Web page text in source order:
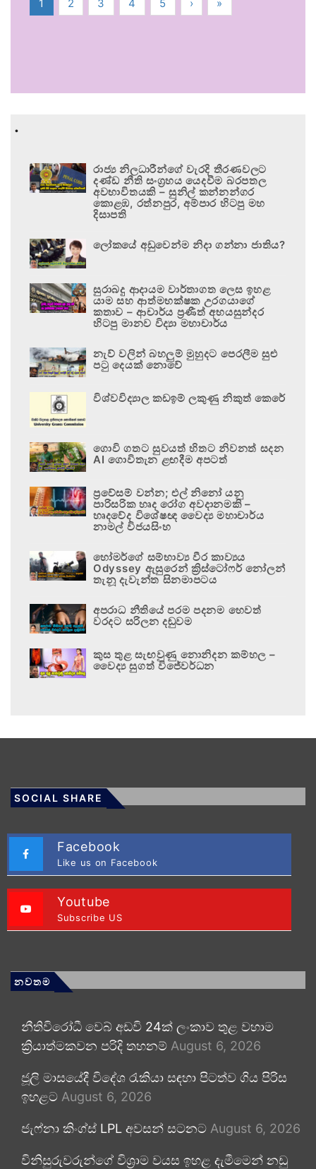
1 2 3 4 5 › »
.
රාජ්‍ය නිලධාරීන්ගේ වැරදි තීරණවලට
දණ්ඩ නීති සංග්‍රහය යෙදවීම බරපතල
අවභාවිතයකි – සුනිල් කන්නන්ගර
කොළඹ, රත්නපුර, අම්පාර හිටපු මහ
දිසාපති
ලෝකයේ අඩුවෙන්ම නිදා ගන්නා ජාතිය?
සුරාබදු ආදායම වාර්තාගත ලෙස ඉහළ
යාම සහ ආත්මභක්ෂක උරගයාගේ
කතාව – ආචාර්ය ප්‍රණීත් අභයසුන්දර
හිටපු මානව විද්‍යා මහාචාර්ය
නැව් වලින් බහලුම් මුහුදට පෙරලීම සුළු
පටු දෙයක් නොවේ
විශ්වවිද්‍යාල කඩඉම් ලකුණු නිකුත් කෙරේ
ගොවි ගතට සුවයත් හිතට නිවනත් සදන
AI ගොවිතැන ළඟදීම අපටත්
ප්‍රවේසම් වන්න; එල් නිනෝ යනු
පාරිසරික හෘද රෝග අවදානමකි –
හෘදවේද විශේෂඥ වෛද්‍ය මහාචාර්ය
නාමල් විජයසිංහ
හෝමර්ගේ සම්භාව්‍ය වීර කාව්‍යය
Odyssey ඇසුරෙන් ක්‍රිස්ටෝෆර් නෝලන්
තැනූ දැවැන්ත සිනමාපටය
අපරාධ නීතියේ පරම පදනම හෙවත්
වරදට සරිලන දඬුවම
කුස තුළ සැඟවුණු නොනිදන කම්හල –
වෛද්‍ය සුගත් විජේවර්ධන
SOCIAL SHARE
Facebook
Like us on Facebook
Youtube
Subscribe US
නවතම
නීතිවිරෝධී වෙබ් අඩවි 24ක් ලංකාව තුළ වහාම
ක්‍රියාත්මකවන පරිදි තහනම් August 6, 2026
ජූලි මාසයේදී විදේශ රැකියා සඳහා පිටත්ව ගිය පිරිස
ඉහළට August 6, 2026
ජැෆ්නා කිංග්ස් LPL අවසන් සටනට August 6, 2026
විනිසුරුවරුන්ගේ විශ්‍රාම වයස ඉහළ දැමීමෙන් නඩු